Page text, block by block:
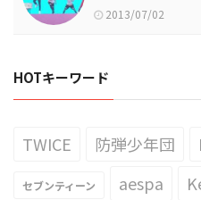
2013/07/02
HOTキーワード
TWICE 防弾少年団
セブンティーン aespa